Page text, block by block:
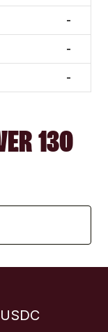
-
-
-
130